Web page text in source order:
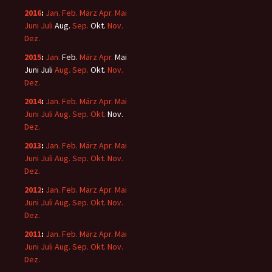
2016: Jan. Feb. März Apr. Mai
Juni Juli Aug. Sep. Okt. Nov.
Dez.
2015: Jan. Feb. März Apr. Mai
Juni Juli Aug. Sep. Okt. Nov.
Dez.
2014: Jan. Feb. März Apr. Mai
Juni Juli Aug. Sep. Okt. Nov.
Dez.
2013: Jan. Feb. März Apr. Mai
Juni Juli Aug. Sep. Okt. Nov.
Dez.
2012: Jan. Feb. März Apr. Mai
Juni Juli Aug. Sep. Okt. Nov.
Dez.
2011: Jan. Feb. März Apr. Mai
Juni Juli Aug. Sep. Okt. Nov.
Dez.